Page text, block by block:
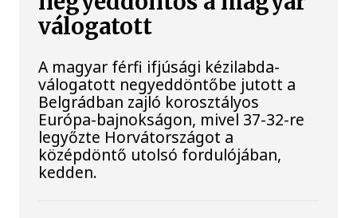
válogatott
A magyar férfi ifjúsági kézilabda-
válogatott negyeddöntőbe jutott a
Belgrádban zajló korosztályos
Európa-bajnokságon, mivel 37-32-re
legyőzte Horvátországot a
középdöntő utolsó fordulójában,
kedden.